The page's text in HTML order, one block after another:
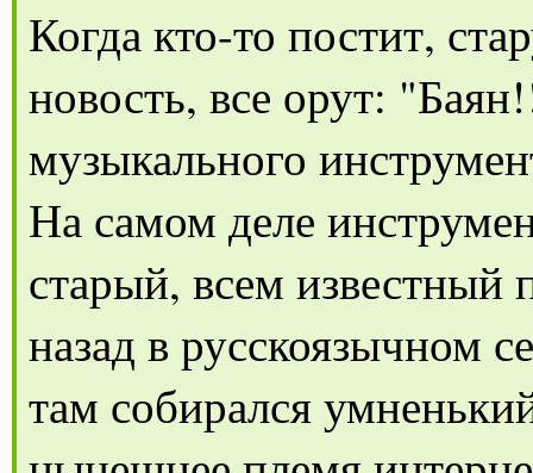
Когда кто-то постит,
новость, все орут:
музыкального
На самом деле
старый, всем известный
назад в русскоязычном
там собирался